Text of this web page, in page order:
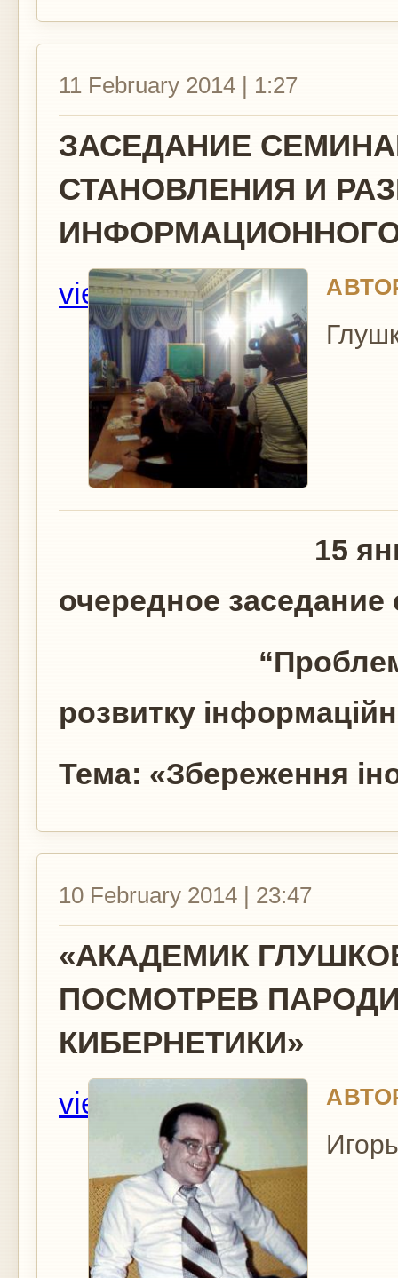
11 February 2014 | 1:27
ЗАСЕДАНИЕ
СТАНОВЛЕНИЯ И
ИНФОРМАЦИОННОГО
15 января
очередное
“Проблеми
розвитку
Тема: «Збереження
view
10 February 2014 | 23:47
«АКАДЕМИК
ПОСМОТРЕВ
КИБЕРНЕТИКИ»
view